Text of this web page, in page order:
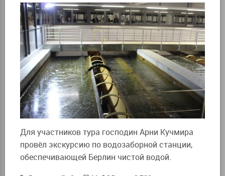
Для участников тура господин Арни Кучмира
провёл экскурсию по водозаборной станции,
обеспечивающей Берлин чистой водой.